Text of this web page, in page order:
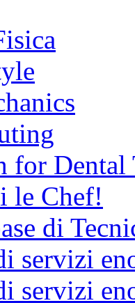
for Dental
le Chef!
di
servizi
servizi